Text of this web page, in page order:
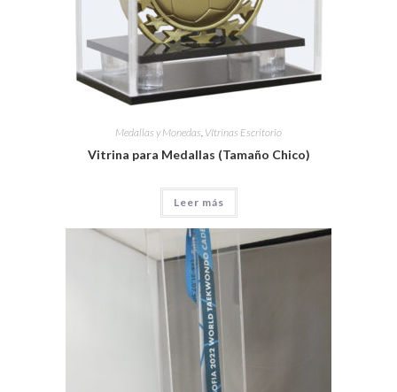
Medallas y Monedas VItrinas Escritorio
Vitrina para Medallas (Tamaño Chico)
Leer más